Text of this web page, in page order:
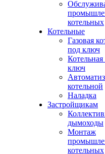
котельных
Котельные
Газовая
под ключ
ключ
котельной
Наладка
Застройщикам
дымоходы
Монтаж
котельных